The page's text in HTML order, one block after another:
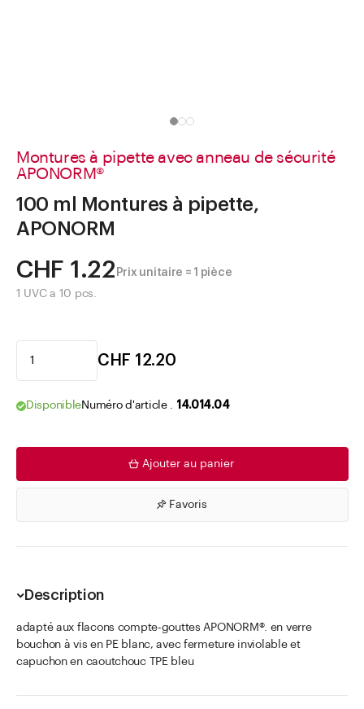
Montures à pipette avec anneau de sécurité
APONORM®
100 ml Montures à pipette,
APONORM
CHF 1.22 Prix unitaire = 1 pièce
1 UVC a 10 pcs.
CHF 12.20
DisponibleNuméro d'article . 14.014.04
Ajouter au panier
Favoris
Description
adapté aux flacons compte-gouttes APONORM®. en verre
bouchon à vis en PE blanc, avec fermeture inviolable et
capuchon en caoutchouc TPE bleu